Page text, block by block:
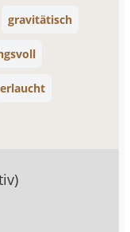
gravitätisch
erlaucht